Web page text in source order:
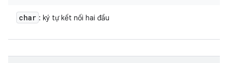
char : ký tự kết nối hai đầu